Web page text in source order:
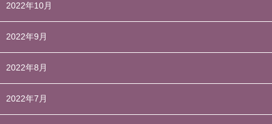
2022年10月
2022年9月
2022年8月
2022年7月